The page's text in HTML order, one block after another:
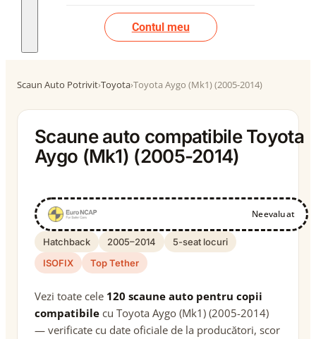
Contul meu
Scaun Auto Potrivit›Toyota›Toyota Aygo (Mk1) (2005-2014)
Scaune auto compatibile Toyota
Aygo (Mk1) (2005-2014)
Neevaluat
Hatchback 2005–2014
5-seat locuri
ISOFIX
Top Tether
Vezi toate cele 120 scaune auto pentru copii
compatibile cu Toyota Aygo (Mk1) (2005-2014)
— verificate cu date oficiale de la producători, scor